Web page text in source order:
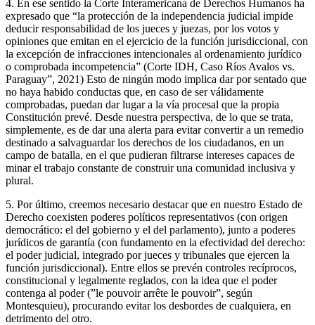
4. En ese sentido la Corte Interamericana de Derechos Humanos ha
expresado que “la protección de la independencia judicial impide
deducir responsabilidad de los jueces y juezas, por los votos y
opiniones que emitan en el ejercicio de la función jurisdiccional, con
la excepción de infracciones intencionales al ordenamiento jurídico
o comprobada incompetencia” (Corte IDH, Caso Ríos Avalos vs.
Paraguay”, 2021) Esto de ningún modo implica dar por sentado que
no haya habido conductas que, en caso de ser válidamente
comprobadas, puedan dar lugar a la vía procesal que la propia
Constitución prevé. Desde nuestra perspectiva, de lo que se trata,
simplemente, es de dar una alerta para evitar convertir a un remedio
destinado a salvaguardar los derechos de los ciudadanos, en un
campo de batalla, en el que pudieran filtrarse intereses capaces de
minar el trabajo constante de construir una comunidad inclusiva y
plural.
5. Por último, creemos necesario destacar que en nuestro Estado de
Derecho coexisten poderes políticos representativos (con origen
democrático: el del gobierno y el del parlamento), junto a poderes
jurídicos de garantía (con fundamento en la efectividad del derecho:
el poder judicial, integrado por jueces y tribunales que ejercen la
función jurisdiccional). Entre ellos se prevén controles recíprocos,
constitucional y legalmente reglados, con la idea que el poder
contenga al poder (”le pouvoir arrête le pouvoir”, según
Montesquieu), procurando evitar los desbordes de cualquiera, en
detrimento del otro.